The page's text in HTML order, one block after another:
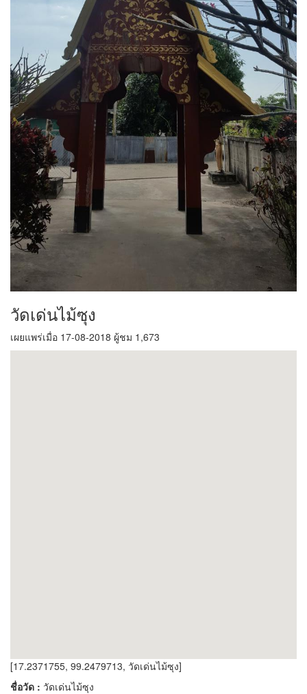
วัดเด่นไม้ซุง
เผยแพร่เมื่อ 17-08-2018 ผู้ชม 1,673
[17.2371755, 99.2479713, วัดเด่นไม้ซุง]
ชื่อวัด : วัดเด่นไม้ซุง